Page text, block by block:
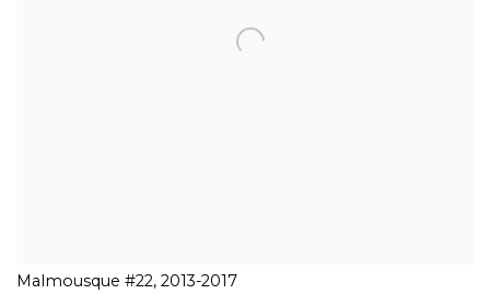
Malmousque #22, 2013-2017